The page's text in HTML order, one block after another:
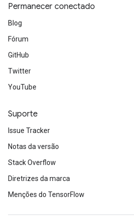
Permanecer conectado
Blog
Fórum
GitHub
Twitter
YouTube
Suporte
Issue Tracker
Notas da versão
Stack Overflow
Diretrizes da marca
Menções do TensorFlow